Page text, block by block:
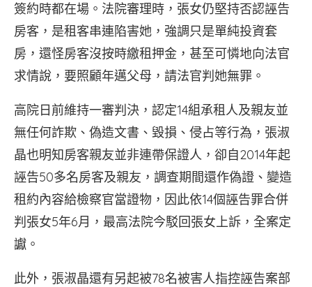
簽約時都在場。法院審理時，張女仍堅持否認誣告
房客，是租客串連陷害她，強調只是單純投資套
房，還怪房客沒按時繳租押金，甚至可憐地向法官
求情說，要照顧年邁父母，請法官判她無罪。
高院日前維持一審判決，認定14組承租人及親友並
無任何詐欺、偽造文書、毀損、侵占等行為，張淑
晶也明知房客親友並非連帶保證人，卻自2014年起
誣告50多名房客及親友，調查期間還作偽證、變造
租約內容給檢察官當證物，因此依14個誣告罪合併
判張女5年6月，最高法院今駁回張女上訴，全案定
讞。
此外，張淑晶還有另起被78名被害人指控誣告案部